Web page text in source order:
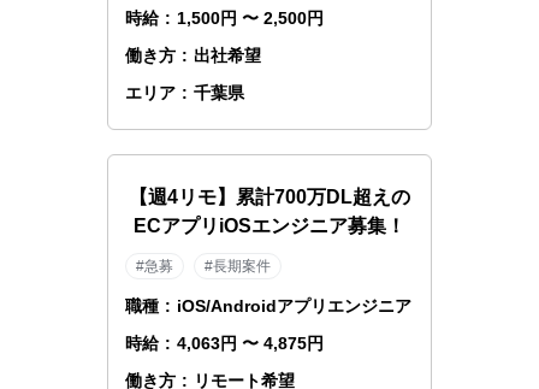
時給 : 1,500円 〜 2,500円
働き方 : 出社希望
エリア : 千葉県
【週4リモ】累計700万DL超えの
ECアプリiOSエンジニア募集！
#急募 #長期案件
職種 : iOS/Androidアプリエンジニア
時給 : 4,063円 〜 4,875円
働き方 : リモート希望